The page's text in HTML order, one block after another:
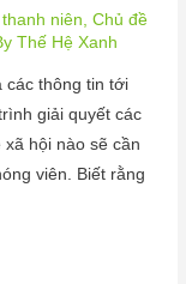
niên ,Chủ đề
Thế Hệ Xanh
các thông tin tới
giải quyết các
hội nào sẽ cần
viên. Biết rằng